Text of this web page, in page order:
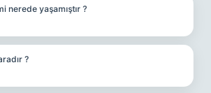
nerede yaşamıştır ?
?